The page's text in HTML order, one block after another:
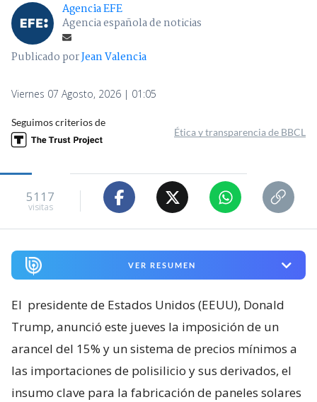
Agencia EFE
Agencia española de noticias
Publicado porJean Valencia
Viernes 07 Agosto, 2026 | 01:05
Seguimos criterios de
Ética y transparencia de BBCL
5117
visitas
VER RESUMEN
El presidente de Estados Unidos (EEUU), Donald
Trump, anunció este jueves la imposición de un
arancel del 15% y un sistema de precios mínimos a
las importaciones de polisilicio y sus derivados, el
insumo clave para la fabricación de paneles solares